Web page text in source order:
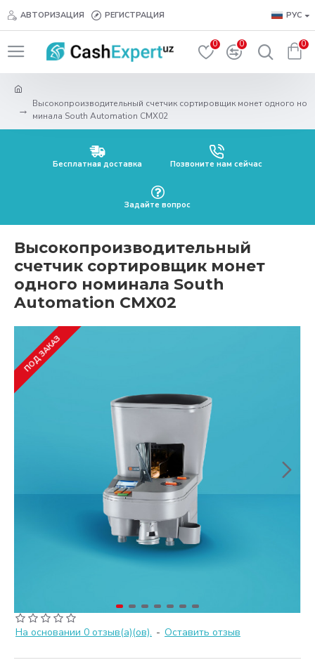
АВТОРИЗАЦИЯ РЕГИСТРАЦИЯ РУС
0 0 0
Высокопроизводительный счетчик сортировщик монет одного но
минала South Automation CMX02
Бесплатная доставка Позвоните нам сейчас
Задайте вопрос
Высокопроизводительный
счетчик сортировщик монет
одного номинала South
Automation CMX02
ПОД ЗАКАЗ
На основании 0 отзыв(а)(ов). - Оставить отзыв